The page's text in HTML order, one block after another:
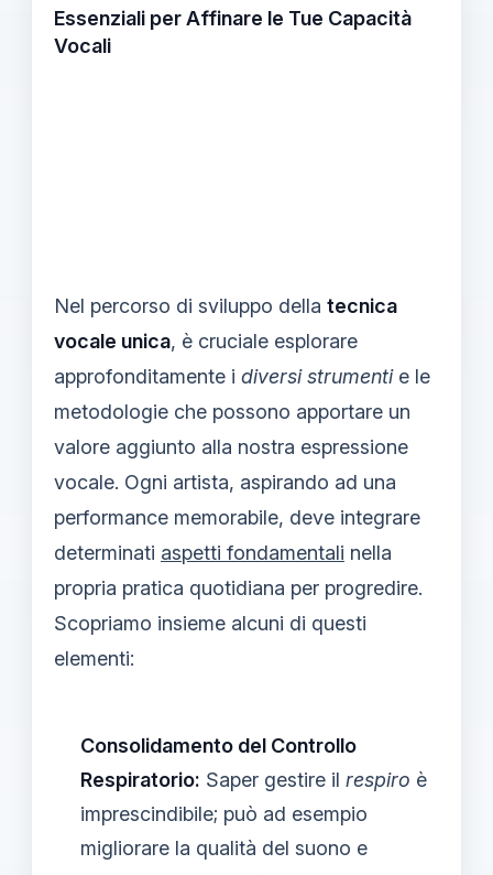
Essenziali per Affinare le Tue Capacità
Vocali
Nel percorso di sviluppo della tecnica
vocale unica, è cruciale esplorare
approfonditamente i diversi strumentie le
metodologie che possono apportare un
valore aggiunto alla nostra espressione
vocale. Ogni artista, aspirando ad una
performance memorabile, deve integrare
determinati aspetti fondamentali nella
propria pratica quotidiana per progredire.
Scopriamo insieme alcuni di questi
elementi:
Consolidamento del Controllo
Respiratorio: Saper gestire il respiro è
imprescindibile; può ad esempio
migliorare la qualità del suono e